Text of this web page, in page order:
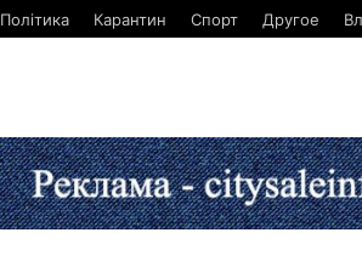
Політика Карантин Спорт Другое